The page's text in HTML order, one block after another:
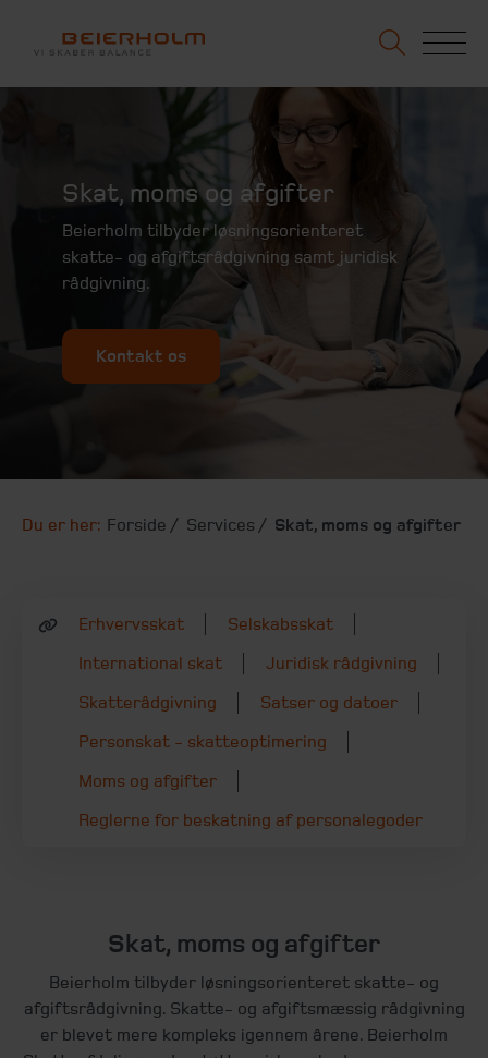
Skat, moms og afgifter
Beierholm tilbyder løsningsorienteret
skatte- og afgiftsrådgivning samt juridisk
rådgivning.
Kontakt os
Du er her: Forside Services Skat, moms og afgifter
Erhvervsskat Selskabsskat
International skat Juridisk rådgivning
Skatterådgivning Satser og datoer
Personskat - skatteoptimering
Moms og afgifter
Reglerne for beskatning af personalegoder
Skat, moms og afgifter
Beierholm tilbyder løsningsorienteret skatte- og
afgiftsrådgivning. Skatte- og afgiftsmæssig rådgivning
er blevet mere kompleks igennem årene. Beierholm